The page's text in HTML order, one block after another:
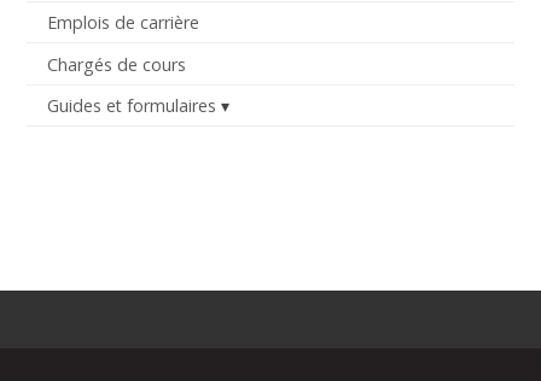
Emplois de carrière
Chargés de cours
Guides et formulaires